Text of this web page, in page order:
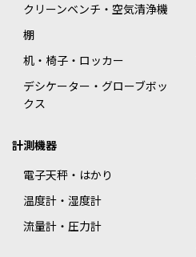
クリーンベンチ・空気清浄機
棚
机・椅子・ロッカー
デシケーター・グローブボッ
クス
計測機器
電子天秤・はかり
温度計・湿度計
流量計・圧力計